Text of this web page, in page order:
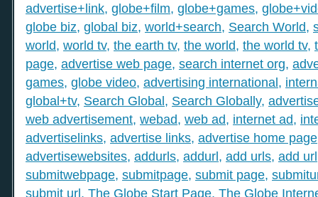
advertise+link, globe+film, globe+games,
globe biz, global biz, world+search, Search World,
world, world tv, the earth tv, the world, the world tv,
page, advertise web page, search internet org,
games, globe video, advertising international,
global+tv, Search Global, Search Globally,
web advertisement, webad, web ad, internet ad,
advertiselinks, advertise links, advertise home page
advertisewebsites, addurls, addurl, add urls, add url
submitwebpage, submitpage, submit page,
submit url, The Globe Start Page, The Globe